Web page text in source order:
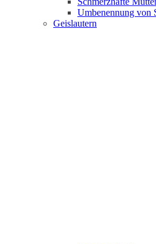
Umbenennung von
Geislautern